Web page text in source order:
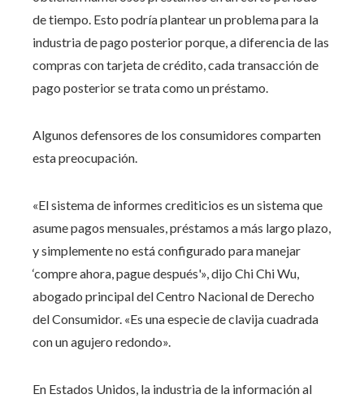
de tiempo. Esto podría plantear un problema para la
industria de pago posterior porque, a diferencia de las
compras con tarjeta de crédito, cada transacción de
pago posterior se trata como un préstamo.
Algunos defensores de los consumidores comparten
esta preocupación.
«El sistema de informes crediticios es un sistema que
asume pagos mensuales, préstamos a más largo plazo,
y simplemente no está configurado para manejar
‘compre ahora, pague después'», dijo Chi Chi Wu,
abogado principal del Centro Nacional de Derecho
del Consumidor. «Es una especie de clavija cuadrada
con un agujero redondo».
En Estados Unidos, la industria de la información al